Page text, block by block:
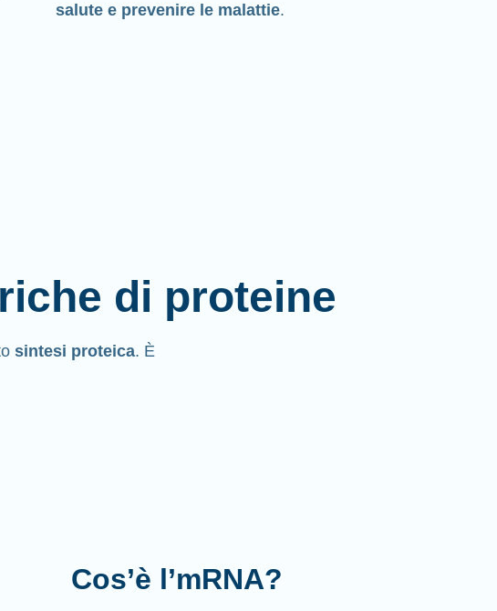
salute e prevenire le malattie.
di proteine
sintesi proteica. È
Cos’è l’mRNA?